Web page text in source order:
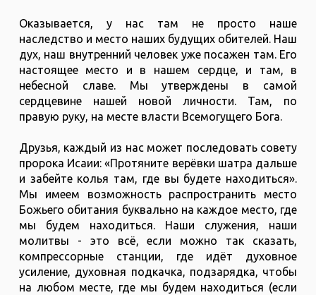
Оказывается, у нас там не просто наше
наследство и место наших будущих обителей. Наш
дух, наш внутренний человек уже посажен там. Его
настоящее место и в нашем сердце, и там, в
небесной славе. Мы утверждены в самой
сердцевине нашей новой личности. Там, по
правую руку, на месте власти Всемогущего Бога.
Друзья, каждый из нас может последовать совету
пророка Исаии: «Протяните верёвки шатра дальше
и забейте колья там, где вы будете находиться».
Мы имеем возможность распространить место
Божьего обитания буквально на каждое место, где
мы будем находиться. Наши служения, наши
молитвы - это всё, если можно так сказать,
компрессорные станции, где идёт духовное
усиление, духовная подкачка, подзарядка, чтобы
на любом месте, где мы будем находиться (если